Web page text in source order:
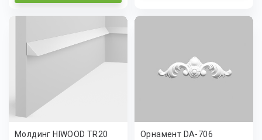
Молдинг HIWOOD TR20
Орнамент DA-706